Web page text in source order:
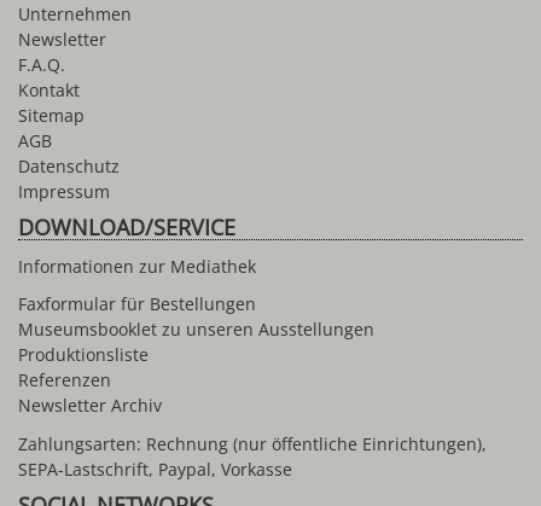
Unternehmen
Newsletter
F.A.Q.
Kontakt
Sitemap
AGB
Datenschutz
Impressum
DOWNLOAD/SERVICE
Informationen zur Mediathek
Faxformular für Bestellungen
Museumsbooklet zu unseren Ausstellungen
Produktionsliste
Referenzen
Newsletter Archiv
Zahlungsarten: Rechnung (nur öffentliche Einrichtungen),
SEPA-Lastschrift, Paypal, Vorkasse